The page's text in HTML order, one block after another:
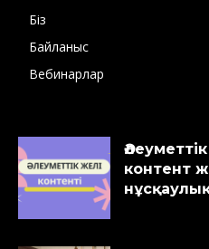
Біз
Байланыс
Вебинарлар
контент